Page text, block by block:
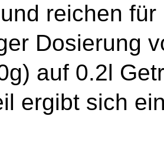
reichen
Dosierung
auf 0.2l
ergibt sich